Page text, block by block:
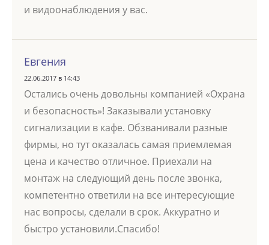
и видоонаблюдения у вас.
Евгения
22.06.2017 в 14:43
Остались очень довольны компанией «Охрана
и безопасность»! Заказывали установку
сигнализации в кафе. Обзванивали разные
фирмы, но тут оказалась самая приемлемая
цена и качество отличное. Приехали на
монтаж на следующий день после звонка,
компетентно ответили на все интересующие
нас вопросы, сделали в срок. Аккуратно и
быстро установили.Спасибо!